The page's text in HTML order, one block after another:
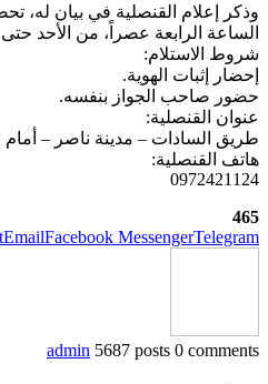
وذكر إعلام القنصلية في بيان له،
الساعة الرابعة عصراً، من الأحد
شروط الاستلام:
إحضار إثبات الهوية.
حضور صاحب الجواز بنفسه.
عنوان القنصلية:
طريق السادات – مدينة ناصر –
هاتف القنصلية:
0972421124
465
EmailFacebook MessengerTelegram
admin 5687 posts 0 comments